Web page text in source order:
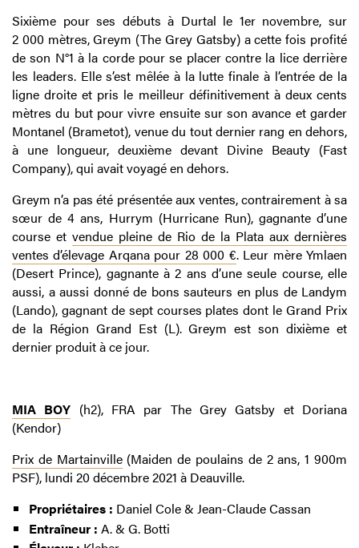
Sixième pour ses débuts à Durtal le 1er novembre, sur
2 000 mètres, Greym (The Grey Gatsby) a cette fois profité
de son N°1 à la corde pour se placer contre la lice derrière
les leaders. Elle s’est mêlée à la lutte finale à l’entrée de la
ligne droite et pris le meilleur définitivement à deux cents
mètres du but pour vivre ensuite sur son avance et garder
Montanel (Brametot), venue du tout dernier rang en dehors,
à une longueur, deuxième devant Divine Beauty (Fast
Company), qui avait voyagé en dehors.
Greym n’a pas été présentée aux ventes, contrairement à sa
sœur de 4 ans, Hurrym (Hurricane Run), gagnante d’une
course et vendue pleine de Rio de la Plata aux dernières
ventes d’élevage Arqana pour 28 000 €. Leur mère Ymlaen
(Desert Prince), gagnante à 2 ans d’une seule course, elle
aussi, a aussi donné de bons sauteurs en plus de Landym
(Lando), gagnant de sept courses plates dont le Grand Prix
de la Région Grand Est (L). Greym est son dixième et
dernier produit à ce jour.
MIA BOY (h2), FRA par The Grey Gatsby et Doriana
(Kendor)
Prix de Martainville(Maiden de poulains de 2 ans, 1 900m
PSF), lundi 20 décembre 2021 à Deauville.
Propriétaires : Daniel Cole & Jean-Claude Cassan
Entraîneur : A. & G. Botti